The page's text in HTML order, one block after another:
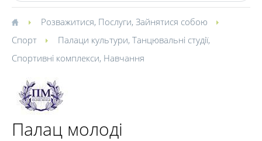
Розважитися, Послуги, Зайнятися собою
Спорт
Палаци культури, Танцювальні студії,
Спортивні комплекси, Навчання
Палац молоді